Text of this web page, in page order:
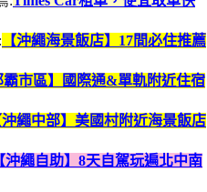
【沖繩海景飯店】17間必住推薦
霸市區】國際通&單軌附近住宿
沖繩中部】美國村附近海景飯店
沖繩自助】8天自駕玩遍北中南